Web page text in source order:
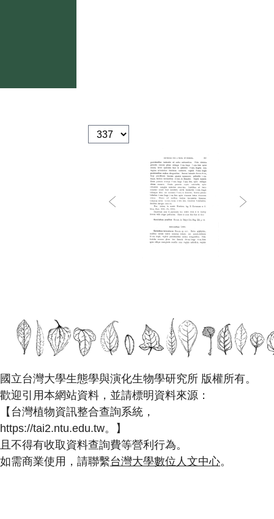
國立台灣大學生態學與演化生物學研究所 版權所有。
歡迎引用本網站資料，並請標明資料來源：
【台灣植物資訊整合查詢系統，
https://tai2.ntu.edu.tw。】
且不得有收取資料查詢費等營利行為。
如需商業使用，請聯繫台灣大學數位人文中心。